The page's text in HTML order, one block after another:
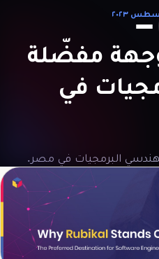
مفضّلة
في
البرمجيات في مصر.